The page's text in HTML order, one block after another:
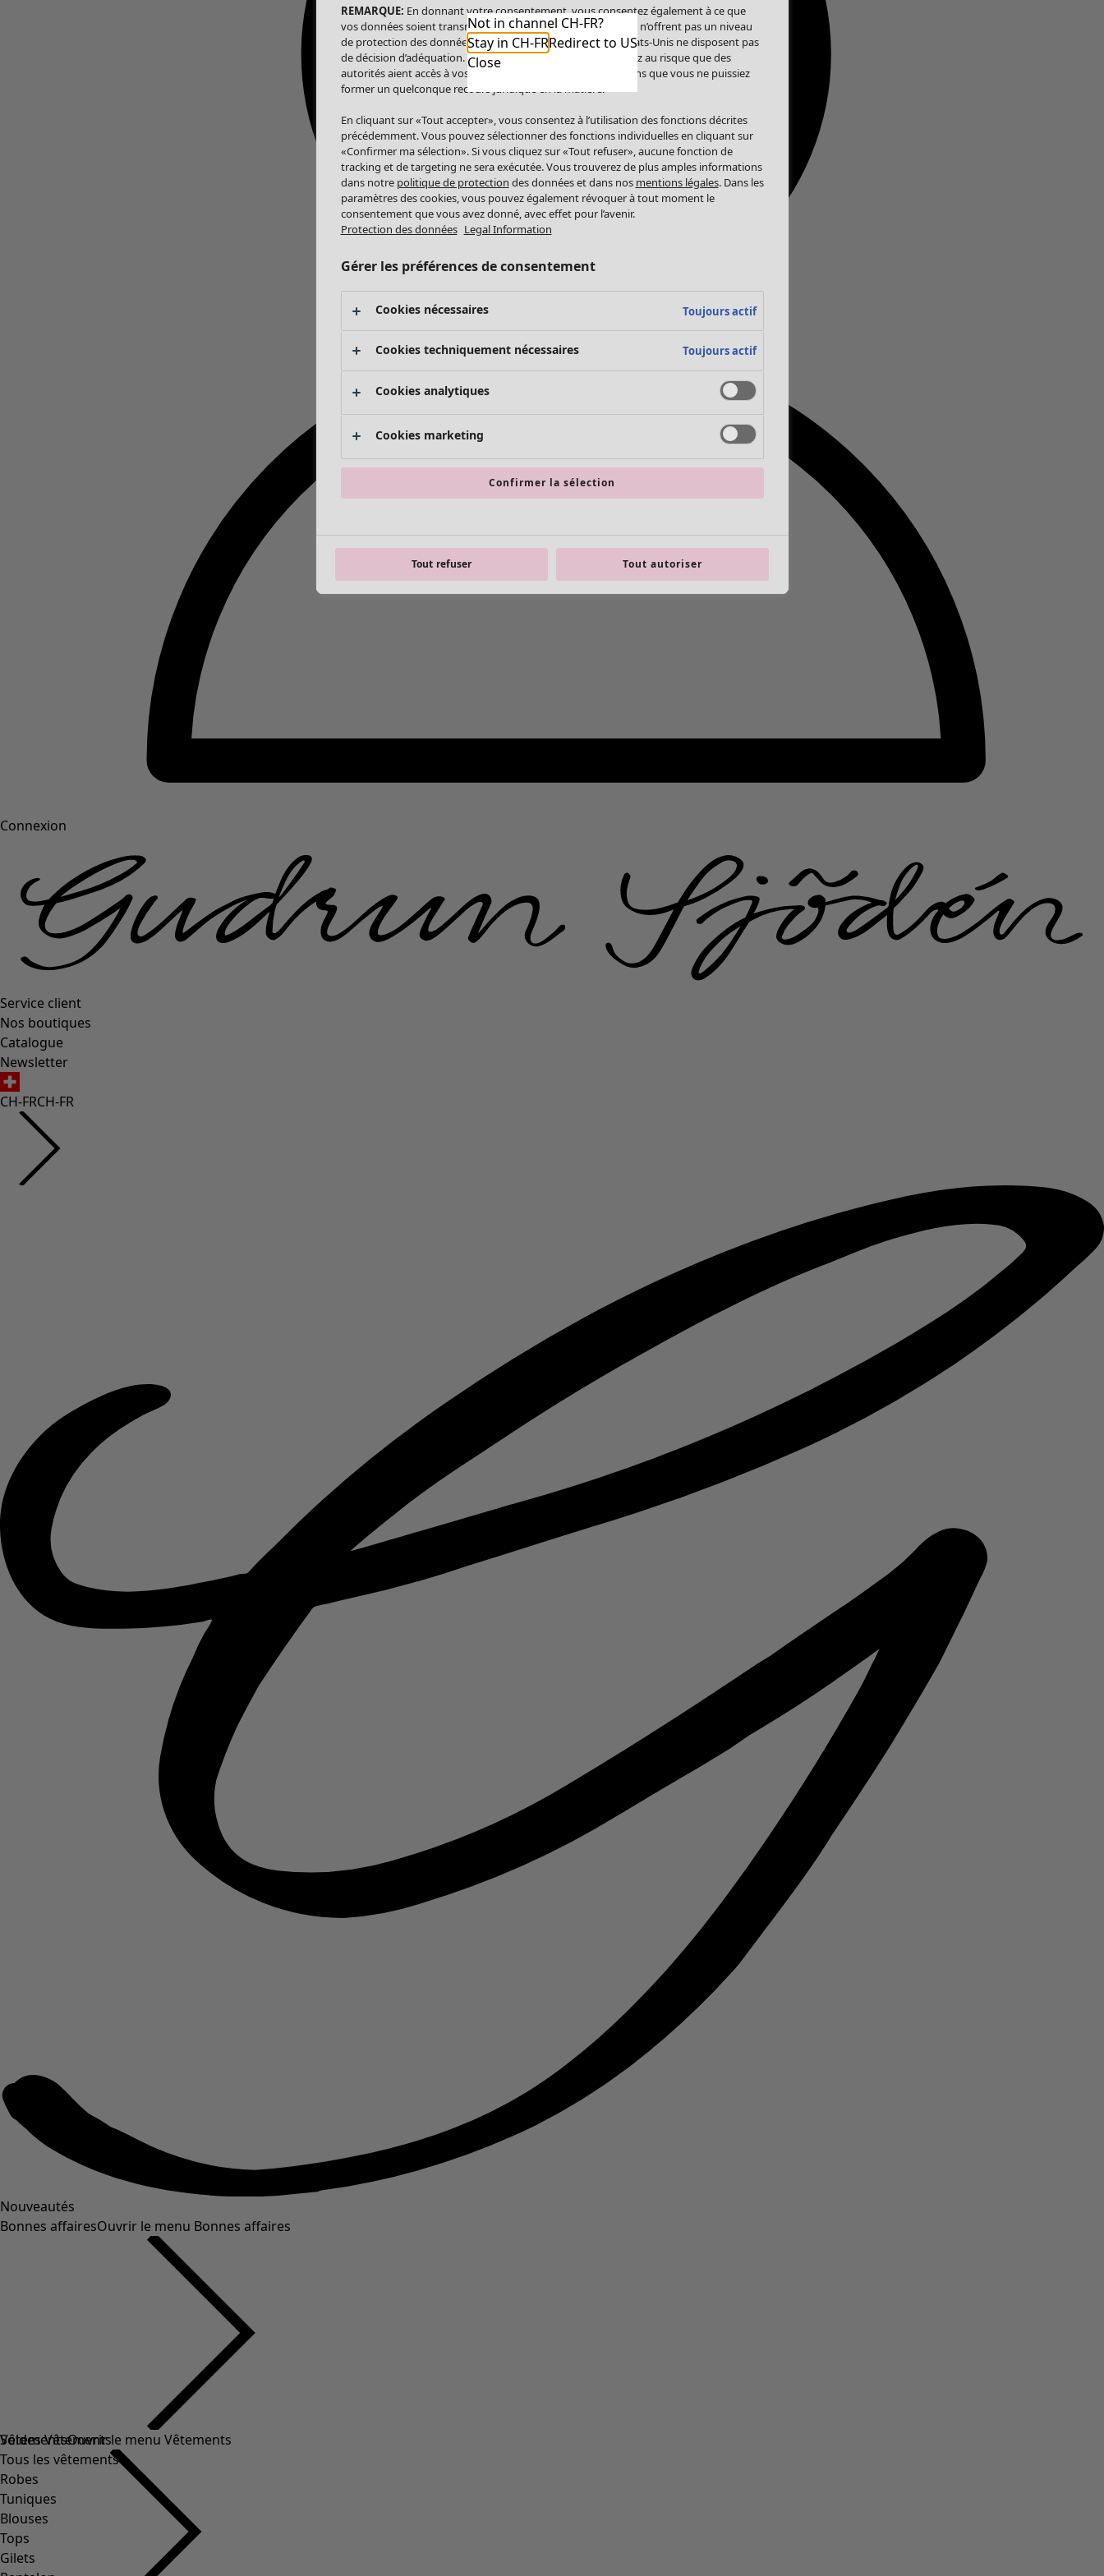
Connexion
Service client
Nos boutiques
Catalogue
Newsletter
CH-FRCH-FR
Nouveautés
Bonnes affairesOuvrir le menu Bonnes affaires
Soldes Vêtements
Tous les vêtements
Robes
Tuniques
Blouses
Tops
Gilets
VêtementsOuvrir le menu Vêtements
Not in channel CH-FR?
Stay in CH-FRRedirect to US
Close
REMARQUE: En donnant votre consentement, vous consentez également à ce que
vos données soient transmises aux États-Unis. Les États-Unis n’offrent pas un niveau
de protection des données comparable à celui de l’UE. Les États-Unis ne disposent pas
de décision d’adéquation. Par conséquent, vous vous exposez au risque que des
autorités aient accès à vos données à caractère personnel sans que vous ne puissiez
former un quelconque recours juridique en la matière.
En cliquant sur «Tout accepter», vous consentez à l’utilisation des fonctions décrites
précédemment. Vous pouvez sélectionner des fonctions individuelles en cliquant sur
«Confirmer ma sélection». Si vous cliquez sur «Tout refuser», aucune fonction de
tracking et de targeting ne sera exécutée. Vous trouverez de plus amples informations
dans notre politique de protection des données et dans nos mentions légales. Dans les
paramètres des cookies, vous pouvez également révoquer à tout moment le
consentement que vous avez donné, avec effet pour l’avenir.
Protection des données Legal Information
Gérer les préférences de consentement
Cookies nécessaires Toujours actif
Cookies techniquement nécessaires Toujours actif
Cookies analytiques
Cookies marketing
Confirmer la sélection
Tout refuser Tout autoriser